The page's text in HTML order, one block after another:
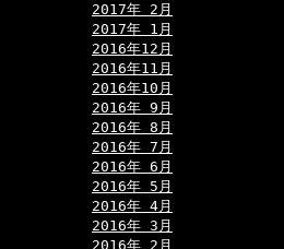
2017年 2月
2017年 1月
2016年12月
2016年11月
2016年10月
2016年 9月
2016年 8月
2016年 7月
2016年 6月
2016年 5月
2016年 4月
2016年 3月
2016年 2月